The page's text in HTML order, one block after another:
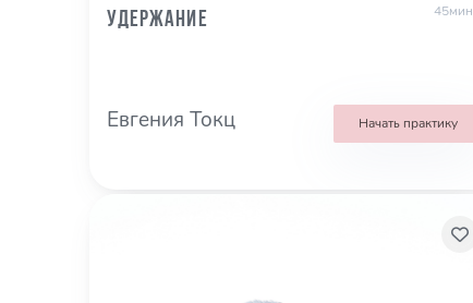
удержание
45мин
Евгения Токц Начать практику